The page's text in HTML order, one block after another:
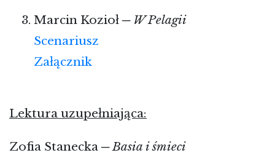
Marcin Kozioł ─ W Pelagii
Scenariusz
Załącznik
Lektura uzupełniająca:
Zofia Stanecka ─Basia i śmieci